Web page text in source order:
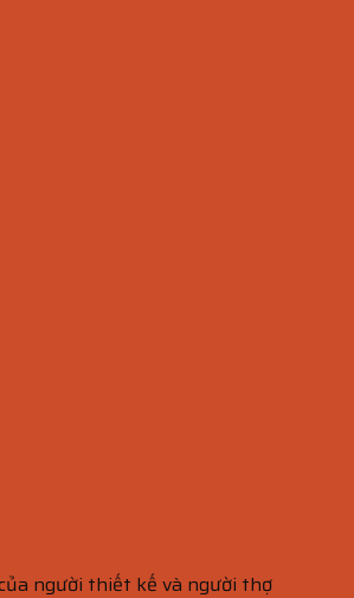
người thiết kế và người thợ